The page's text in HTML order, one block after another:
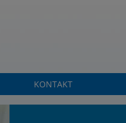
KONTAKT